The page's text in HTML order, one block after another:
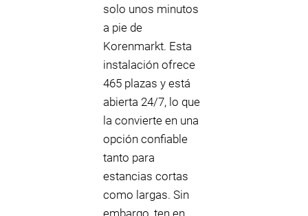
solo unos minutos
a pie de
Korenmarkt. Esta
instalación ofrece
465 plazas y está
abierta 24/7, lo que
la convierte en una
opción confiable
tanto para
estancias cortas
como largas. Sin